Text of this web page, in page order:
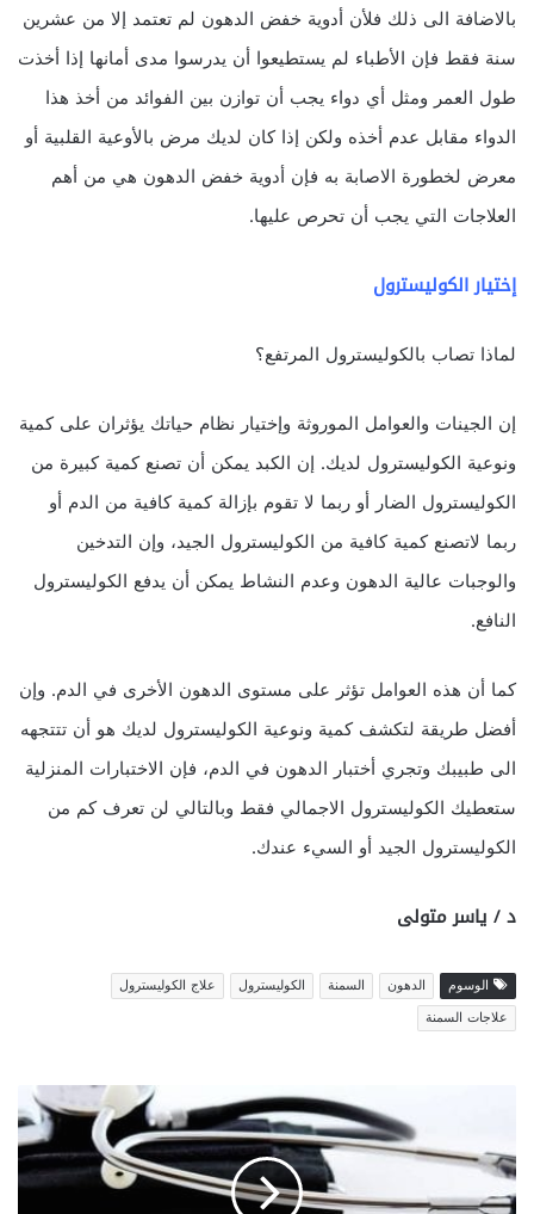
بالاضافة الى ذلك فلأن أدوية خفض الدهون لم تعتمد إلا من عشرين
سنة فقط فإن الأطباء لم يستطيعوا أن يدرسوا مدى أمانها إذا أخذت
طول العمر ومثل أي دواء يجب أن توازن بين الفوائد من أخذ هذا
الدواء مقابل عدم أخذه ولكن إذا كان لديك مرض بالأوعية القلبية أو
معرض لخطورة الاصابة به فإن أدوية خفض الدهون هي من أهم
العلاجات التي يجب أن تحرص عليها.
إختيار الكوليسترول
لماذا تصاب بالكوليسترول المرتفع؟
إن الجينات والعوامل الموروثة وإختيار نظام حياتك يؤثران على كمية
ونوعية الكوليسترول لديك. إن الكبد يمكن أن تصنع كمية كبيرة من
الكوليسترول الضار أو ربما لا تقوم بإزالة كمية كافية من الدم أو
ربما لاتصنع كمية كافية من الكوليسترول الجيد، وإن التدخين
والوجبات عالية الدهون وعدم النشاط يمكن أن يدفع الكوليسترول
النافع.
كما أن هذه العوامل تؤثر على مستوى الدهون الأخرى في الدم. وإن
أفضل طريقة لتكشف كمية ونوعية الكوليسترول لديك هو أن تتتجهه
الى طبيبك وتجري أختبار الدهون في الدم، فإن الاختبارات المنزلية
ستعطيك الكوليسترول الاجمالي فقط وبالتالي لن تعرف كم من
الكوليسترول الجيد أو السيء عندك.
د / ياسر متولى
الوسوم الدهون السمنة الكوليسترول
علاج الكوليسترول
علاجات السمنة
ز
ه
ا